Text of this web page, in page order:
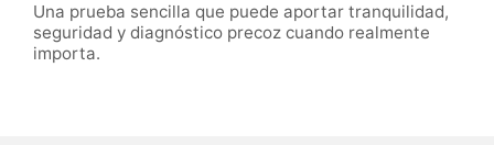
Una prueba sencilla que puede aportar tranquilidad,
seguridad y diagnóstico precoz cuando realmente
importa.